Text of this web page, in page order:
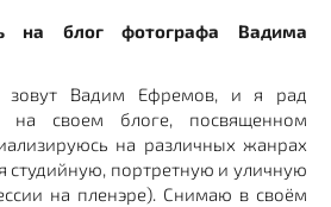
на блог фотографа Вадима
зовут Вадим Ефремов, и я рад
на своем блоге, посвященном
на различных жанрах
студийную, портретную и уличную
на пленэре). Снимаю в своём